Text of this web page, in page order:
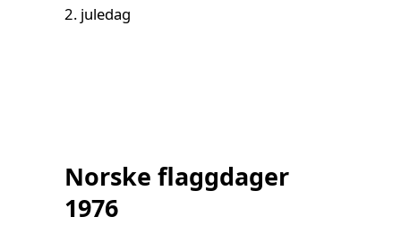
2. juledag
Norske flaggdager
1976